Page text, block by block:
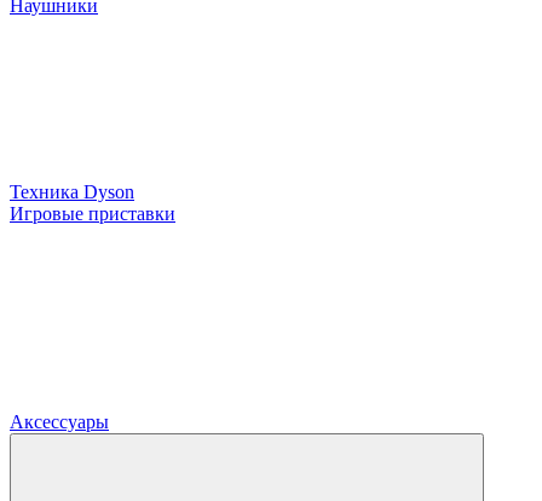
Наушники
Техника Dyson
Игровые приставки
Аксессуары